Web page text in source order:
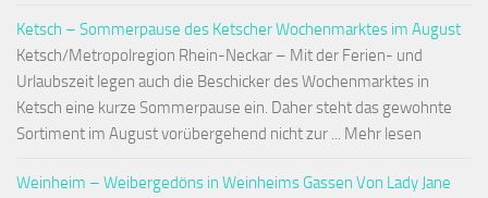
Ketsch – Sommerpause des Ketscher Wochenmarktes im August
Ketsch/Metropolregion Rhein-Neckar – Mit der Ferien- und
Urlaubszeit legen auch die Beschicker des Wochenmarktes in
Ketsch eine kurze Sommerpause ein. Daher steht das gewohnte
Sortiment im August vorübergehend nicht zur ... Mehr lesen
Weinheim – Weibergedöns in Weinheims Gassen Von Lady Jane